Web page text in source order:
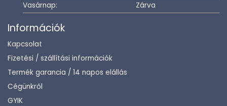
Vasárnap:
Zárva
Információk
Kapcsolat
Fizetési / szállítási információk
Termék garancia / 14 napos elállás
Cégünkről
GYIK